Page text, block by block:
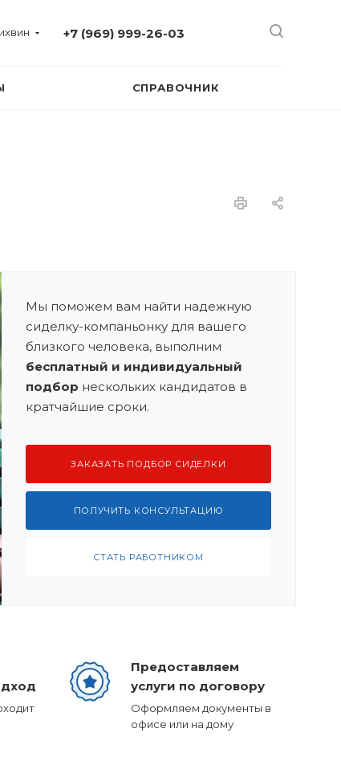
+7 (969) 999-26-03
СПРАВОЧНИК
Мы поможем вам найти надежную
сиделку-компаньонку для вашего
близкого человека, выполним
бесплатный и индивидуальный
подбор нескольких кандидатов в
кратчайшие сроки.
ЗАКАЗАТЬ ПОДБОР СИДЕЛКИ
ПОЛУЧИТЬ КОНСУЛЬТАЦИЮ
СТАТЬ РАБОТНИКОМ
Предоставляем
услуги по договору
Оформляем документы в
офисе или на дому